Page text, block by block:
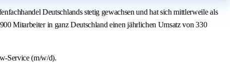
Deutschlands stetig gewachsen und hat sich mittlerweile als
Mitarbeiter in ganz Deutschland einen jährlichen Umsatz von 330
Service (m/w/d).